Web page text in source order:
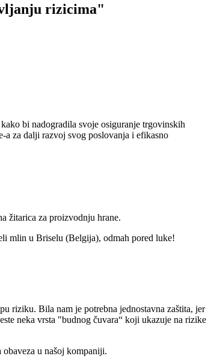
rizicima"
bi nadogradila svoje osiguranje trgovinskih
za dalji razvoj svog poslovanja i efikasno
žitarica za proizvodnju hrane.
mlin u Briselu (Belgija), odmah pored luke!
riziku. Bila nam je potrebna jednostavna zaštita, jer
neka vrsta "budnog čuvara“ koji ukazuje na rizike
u našoj kompaniji.